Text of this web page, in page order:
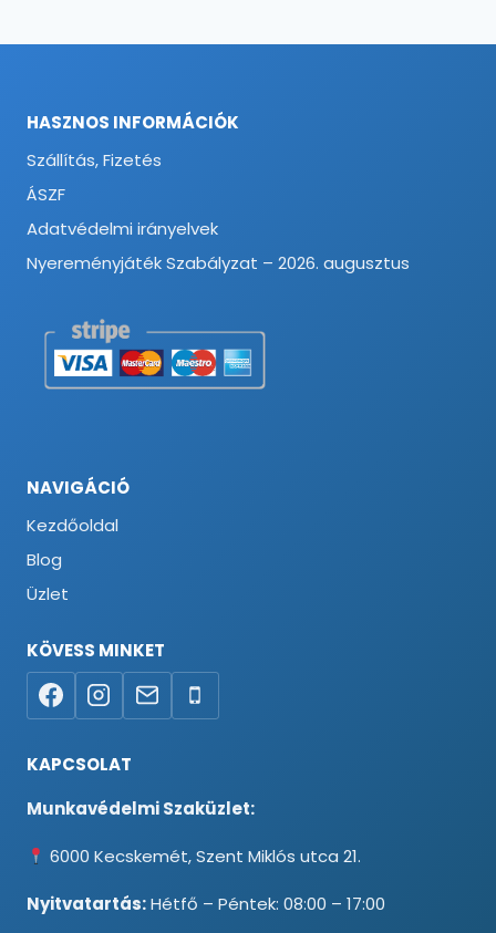
HASZNOS INFORMÁCIÓK
Szállítás, Fizetés
ÁSZF
Adatvédelmi irányelvek
Nyereményjáték Szabályzat – 2026. augusztus
NAVIGÁCIÓ
Kezdőoldal
Blog
Üzlet
KÖVESS MINKET
KAPCSOLAT
Munkavédelmi Szaküzlet:
6000 Kecskemét, Szent Miklós utca 21.
Nyitvatartás:Hétfő – Péntek: 08:00 – 17:00